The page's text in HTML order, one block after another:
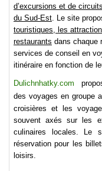
d’excursions et de
du Sud-Est. Le site
touristiques, les
restaurants dans chaque
services de conseil en
itinéraire en fonction de
Dulichnhatky.com
des voyages en groupe
croisières et les
souvent axés sur les
culinaires locales. Le
réservation pour les
loisirs.